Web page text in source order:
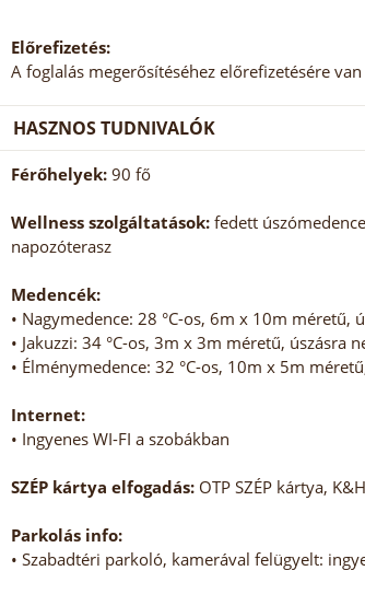
Előrefizetés:
A foglalás megerősítéséhez előrefizetésére
HASZNOS TUDNIVALÓK
Férőhelyek: 90 fő
Wellness szolgáltatások: fedett
napozóterasz
Medencék:
• Nagymedence: 28 °C-os, 6m x 10m méretű,
• Jakuzzi: 34 °C-os, 3m x 3m méretű, úszásra
• Élménymedence: 32 °C-os, 10m x 5m
Internet:
• Ingyenes WI-FI a szobákban
SZÉP kártya elfogadás: OTP SZÉP kártya,
Parkolás info:
• Szabadtéri parkoló, kamerával felügyelt: